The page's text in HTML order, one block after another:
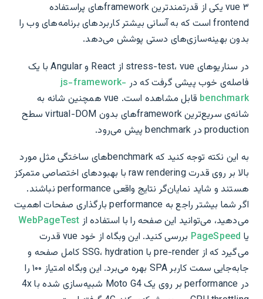
vue ۳ یکی از قدرتمندترین frameworkهای پراستفاده
frontend است که به آسانی بیشتر کاربردهای برنامه‌های وب را
بدون بهینه‌سازی‌های دستی پوشش می‌دهد.
در سناریوهای stress-test، vue از React و Angular با یک
فاصله‌ی خوب پیشی گرفت که در js-framework-
benchmark
قابل مشاهده است. vue همچنین شانه به
شانه‌ی سریع‌ترین frameworkهای بدون virtual-DOM سطح
production در benchmark پیش می‌رود.
به این نکته توجه کنید که benchmarkهای ساختگی مثل مورد
بالا بر روی قدرت raw rendering با بهبودهای اختصاصی متمرکز
هستند و شاید نمایان‌گر نتایج واقعی performance نباشند.
اگر شما بیشتر راجع به performance بارگذاری صفحات اهمیت
می‌دهید، می‌توانید این صفحه را با استفاده از WebPageTest
یا PageSpeed
بررسی کنید. این وبگاه از خود vue قدرت
می‌گیرد که از pre-render با SSG، hydration کامل صفحه و
جابه‌جایی سمت کاربر SPA بهره می‌برد. این وبگاه امتیاز ۱۰۰ را
در performance بر روی یک Moto G4 شبیه‌سازی شده با 4x